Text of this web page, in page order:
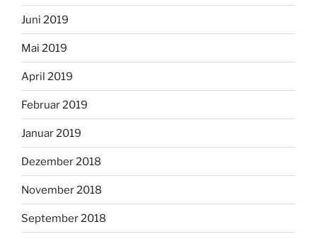
Juni 2019
Mai 2019
April 2019
Februar 2019
Januar 2019
Dezember 2018
November 2018
September 2018